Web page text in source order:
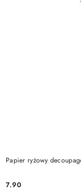
Papier ryżowy
Cena:
7.90